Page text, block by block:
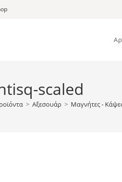
scaled
> Αξεσουάρ > Μαγνήτες -